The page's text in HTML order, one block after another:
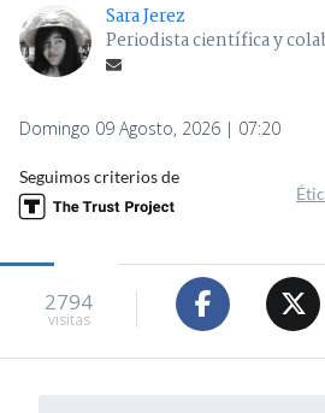
Sara Jerez
Periodista científica y
Domingo 09 Agosto, 2026 | 07:20
Seguimos criterios de
2794
visitas